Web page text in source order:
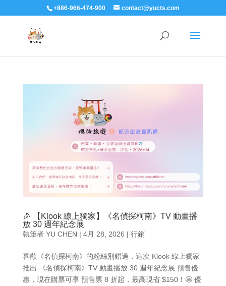
+886-966-474-900 contact@yucts.com
🎉 【Klook 線上獨家】《名偵探柯南》TV 動畫播
放 30 週年紀念展
執筆者 YU CHEN | 4月 28, 2026 | 行銷
喜歡《名偵探柯南》的粉絲別錯過，這次 Klook 線上獨家
推出 《名偵探柯南》TV 動畫播放 30 週年紀念展 預售優
惠，現在購票可享 預售票 8 折起，最高現省 $150！🤩 優